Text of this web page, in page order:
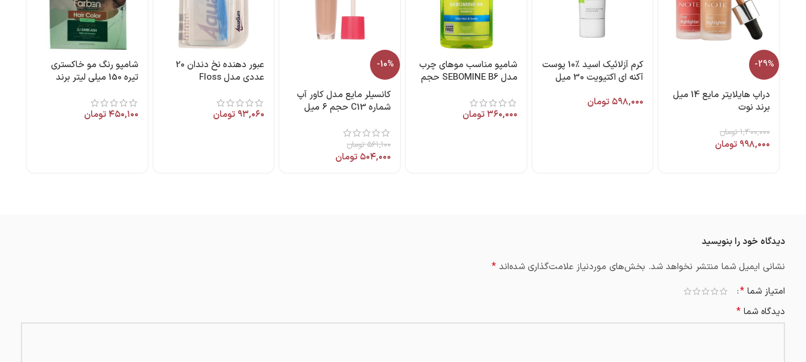
-29%
دراپ هایلایتر مایع 14 میل
برند نوت
۱,۴۰۰,۰۰۰تومان
۹۹۸,۰۰۰ تومان
کرم آزلائیک اسید ٪10 پوست
آکنه ای اکتیویت 30 میل
۵۹۸,۰۰۰ تومان
شامپو مناسب موهای چرب
مدل SEBOMINE B6 حجم
۳۶۰,۰۰۰تومان
-10%
کانسیلر مایع مدل کاور آپ
شماره C13 حجم ۶ میل
۵۶۱,۱۰۰تومان
۵۰۴,۰۰۰ تومان
عبور دهنده نخ دندان 20
عددی مدل Floss
۹۳,۰۶۰ تومان
شامپو رنگ مو خاکستری
تیره 150 میلی لیتر برند
۴۵۰,۱۰۰تومان
دیدگاه خود را بنویسید
نشانی ایمیل شما منتشر نخواهد شد. بخش‌های موردنیاز علامت‌گذاری شده‌اند *
امتیاز شما *
دیدگاه شما *